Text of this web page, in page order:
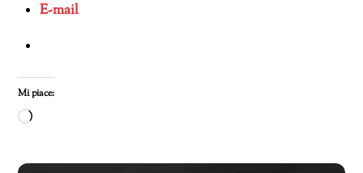
E-mail
Mi piace:
Caricamento
corso…